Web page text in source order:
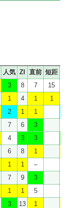
人気 ZI 直前 短距
3 8 7
15
1 4 1 1
2 1 1
7 6 3
4 3 3
6 8 1
1 1 –
7 9 3
1 1 5
3 13 1